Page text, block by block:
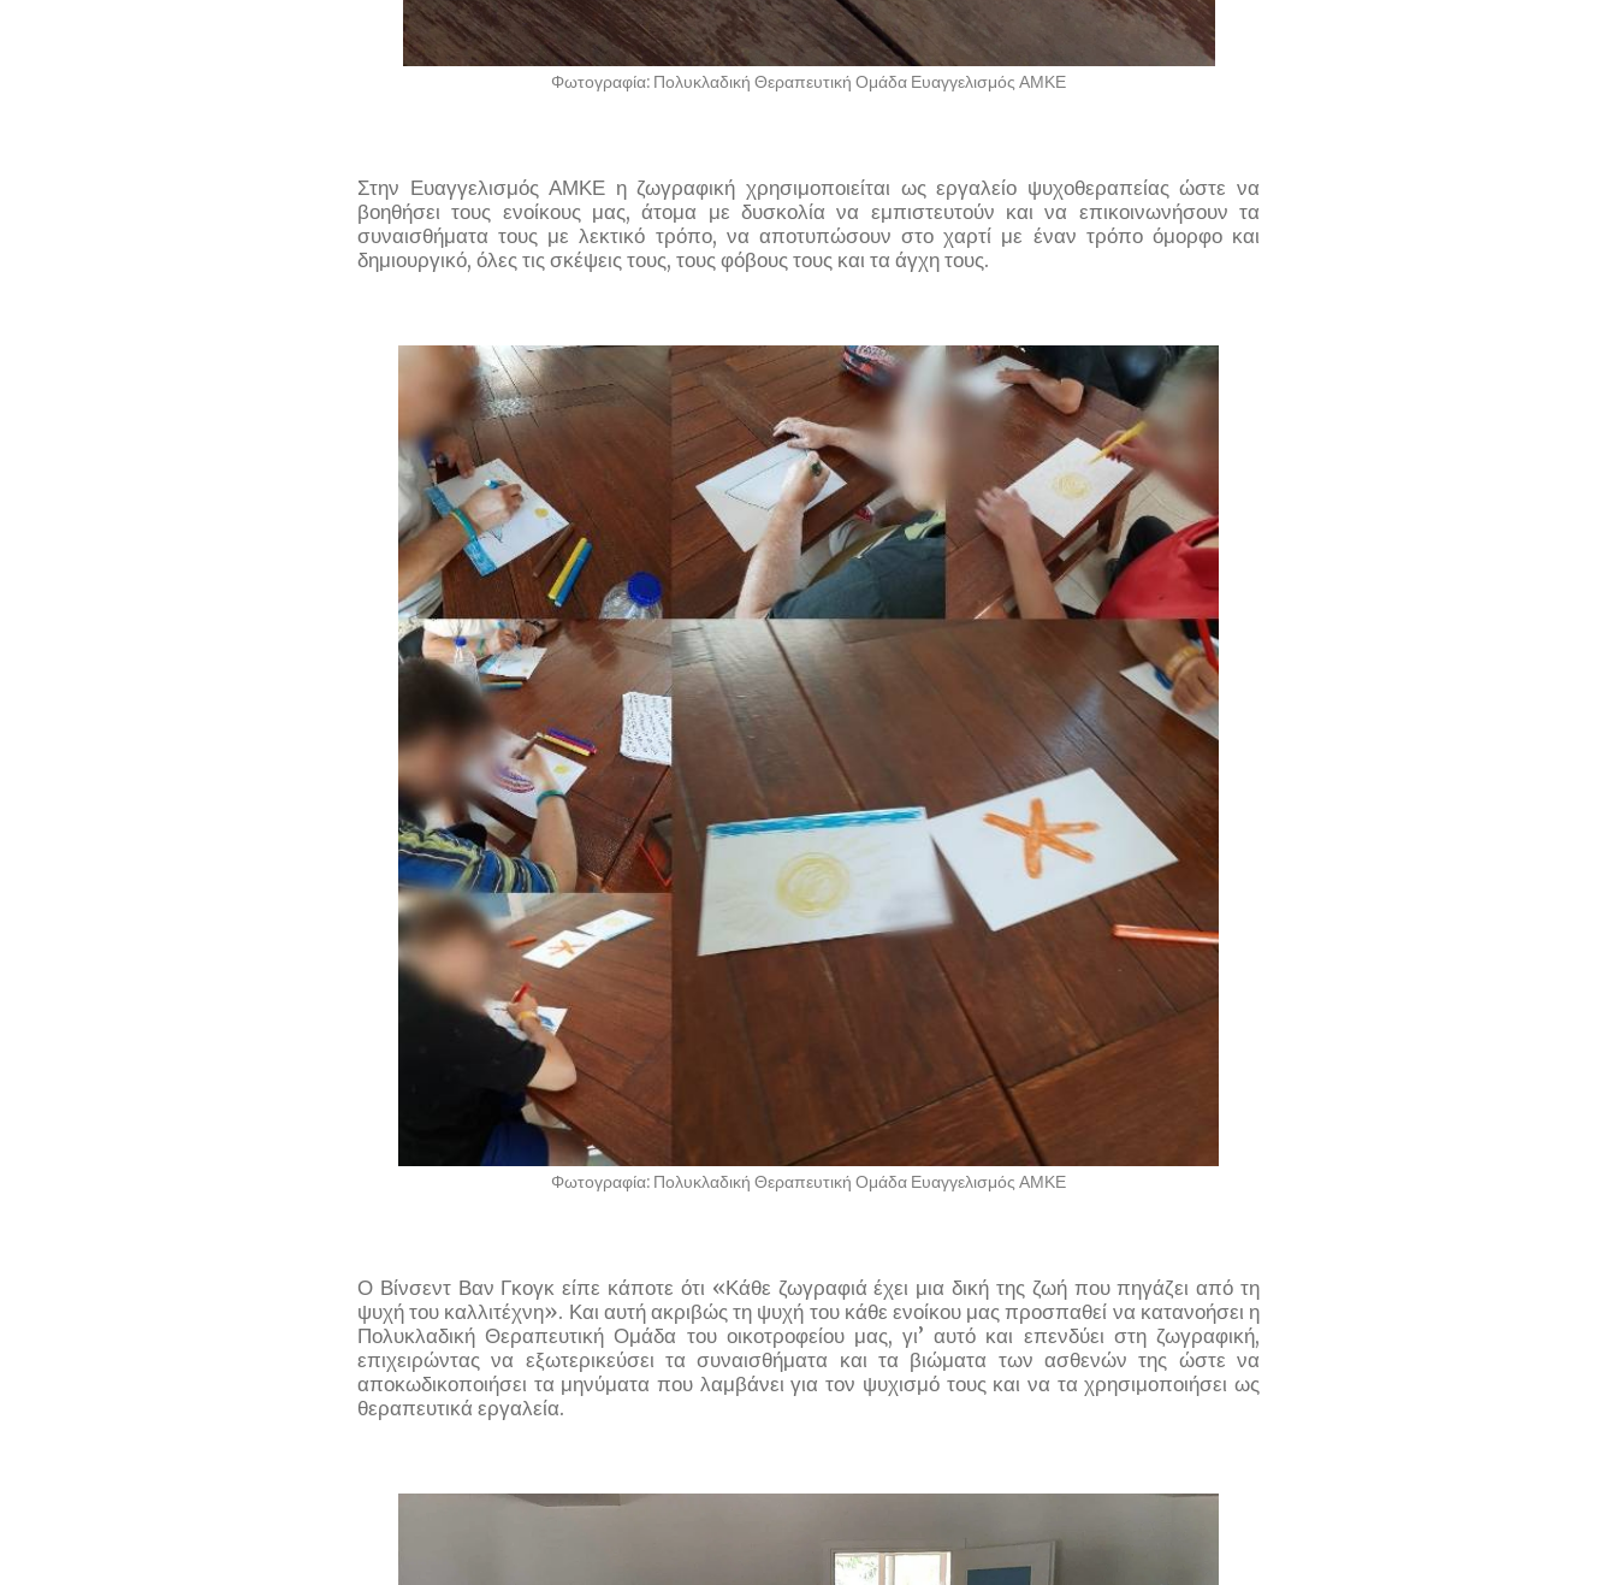
Φωτογραφία: Πολυκλαδική Θεραπευτική Ομάδα Ευαγγελισμός ΑΜΚΕ
Στην Ευαγγελισμός ΑΜΚΕ η ζωγραφική χρησιμοποιείται ως εργαλείο ψυχοθεραπείας ώστε να
βοηθήσει τους ενοίκους μας, άτομα με δυσκολία να εμπιστευτούν και να επικοινωνήσουν τα
συναισθήματα τους με λεκτικό τρόπο, να αποτυπώσουν στο χαρτί με έναν τρόπο όμορφο και
δημιουργικό, όλες τις σκέψεις τους, τους φόβους τους και τα άγχη τους.
Φωτογραφία: Πολυκλαδική Θεραπευτική Ομάδα Ευαγγελισμός ΑΜΚΕ
Ο Βίνσεντ Βαν Γκογκ είπε κάποτε ότι «Κάθε ζωγραφιά έχει μια δική της ζωή που πηγάζει από τη
ψυχή του καλλιτέχνη». Και αυτή ακριβώς τη ψυχή του κάθε ενοίκου μας προσπαθεί να κατανοήσει η
Πολυκλαδική Θεραπευτική Ομάδα του οικοτροφείου μας, γι’ αυτό και επενδύει στη ζωγραφική,
επιχειρώντας να εξωτερικεύσει τα συναισθήματα και τα βιώματα των ασθενών της ώστε να
αποκωδικοποιήσει τα μηνύματα που λαμβάνει για τον ψυχισμό τους και να τα χρησιμοποιήσει ως
θεραπευτικά εργαλεία.